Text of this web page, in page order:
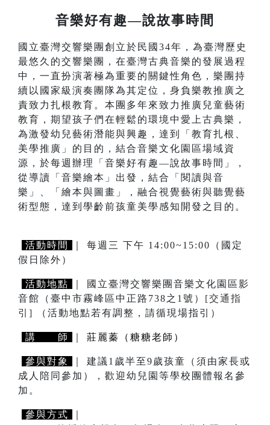
音樂好有趣—說故事時間
國立臺灣交響樂團創立於民國34年，為臺灣歷史
最悠久的交響樂團，在臺灣古典音樂的發展過程
中，一直扮演著極為重要的關鍵性角色，樂團持
續以國家級演奏團隊為其定位，身負樂教推廣之
責致力扎根教育。本團多年來致力推廣兒童藝術
教育，期望孩子們在輕鬆的環境中愛上古典樂，
為激發幼兒藝術潛能與興趣，達到「教育扎根、
美學推廣」的目的，結合音樂文化園區場域資
源，於每週辦理「音樂好有趣—說故事時間」，
從導讀「音樂繪本」出發，結合「閱讀與音
樂」、「繪本與圖畫」，融合視覺藝術與聽覺藝
術型態，達到學齡前孩童美學感知開發之目的。
活動時間
｜ 每週三 下午 14:00~15:00（國定
假日除外）
活動地點
｜ 國立臺灣交響樂團音樂文化園區影
音館（臺中市霧峰區中正路738之1號） [交通指
引]
（活動地點若有調整，請循現場指引）
講 師 莊麗蓁（糖糖老師）
參與對象
｜ 建議1歲半至9歲孩童（須由家長或
成人陪同參加），歡迎幼兒園等學校團體報名參
加。
參與方式